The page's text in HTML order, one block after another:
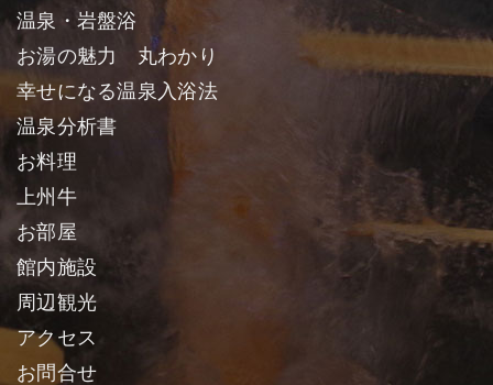
温泉・岩盤浴
お湯の魅力 丸わかり
幸せになる温泉入浴法
温泉分析書
お料理
上州牛
お部屋
館内施設
周辺観光
アクセス
お問合せ